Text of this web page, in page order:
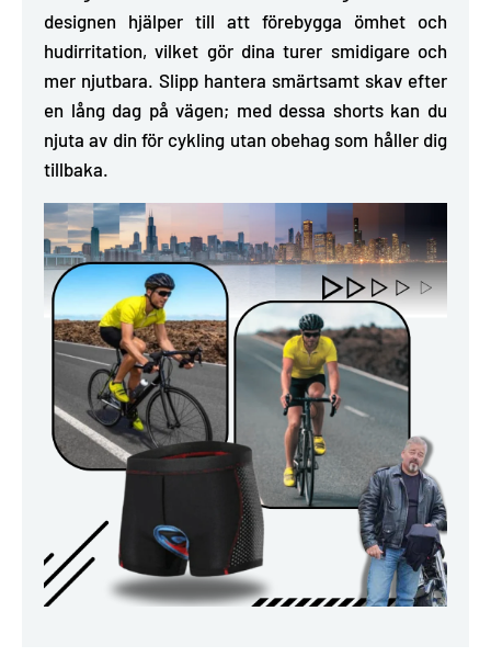
designen hjälper till att förebygga ömhet och
hudirritation, vilket gör dina turer smidigare och
mer njutbara. Slipp hantera smärtsamt skav efter
en lång dag på vägen; med dessa shorts kan du
njuta av din för cykling utan obehag som håller dig
tillbaka.